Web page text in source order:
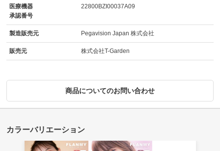
医療機器
承認番号
22800BZI00037A09
製造販売元 Pegavision Japan 株式会社
販売元 株式会社T-Garden
商品についてのお問い合わせ